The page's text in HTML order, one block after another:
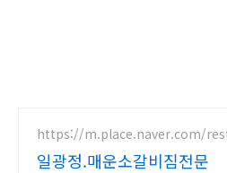
https://m.place.naver.com/
일광정.매운소갈비짐전문